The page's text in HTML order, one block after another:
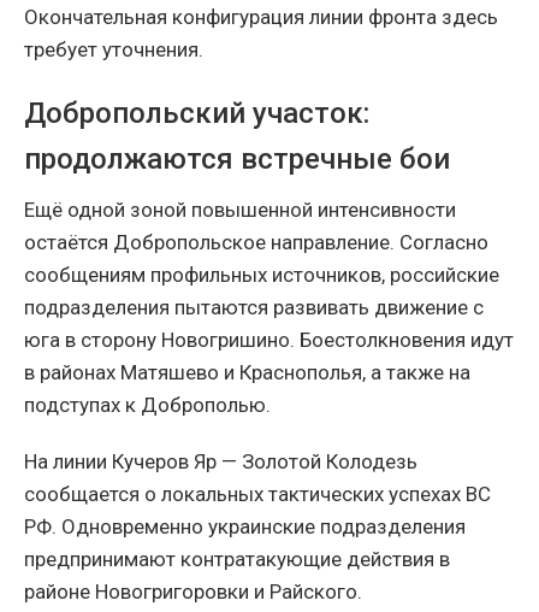
Окончательная конфигурация линии фронта здесь
требует уточнения.
Добропольский участок:
продолжаются встречные бои
Ещё одной зоной повышенной интенсивности
остаётся Добропольское направление. Согласно
сообщениям профильных источников, российские
подразделения пытаются развивать движение с
юга в сторону Новогришино. Боестолкновения идут
в районах Матяшево и Краснополья, а также на
подступах к Доброполью.
На линии Кучеров Яр — Золотой Колодезь
сообщается о локальных тактических успехах ВС
РФ. Одновременно украинские подразделения
предпринимают контратакующие действия в
районе Новогригоровки и Райского.